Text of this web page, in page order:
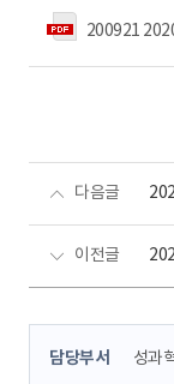
200921 2020년 3
다음글
이전글
콘
담당부서 성과